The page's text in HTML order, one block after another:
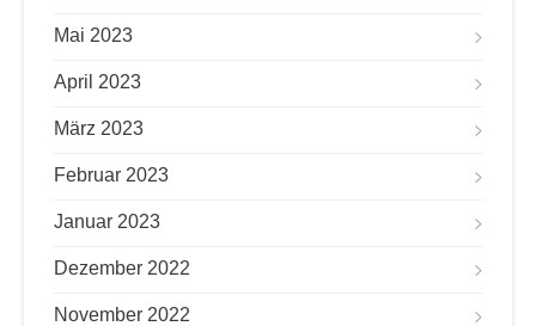
Mai 2023
April 2023
März 2023
Februar 2023
Januar 2023
Dezember 2022
November 2022